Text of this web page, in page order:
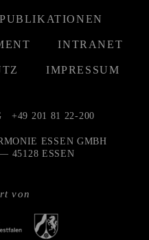
PUBLIKATIONEN
INTRANET
IMPRESSUM
von
+49 201 81 22-200
ESSEN GMBH
45128 ESSEN